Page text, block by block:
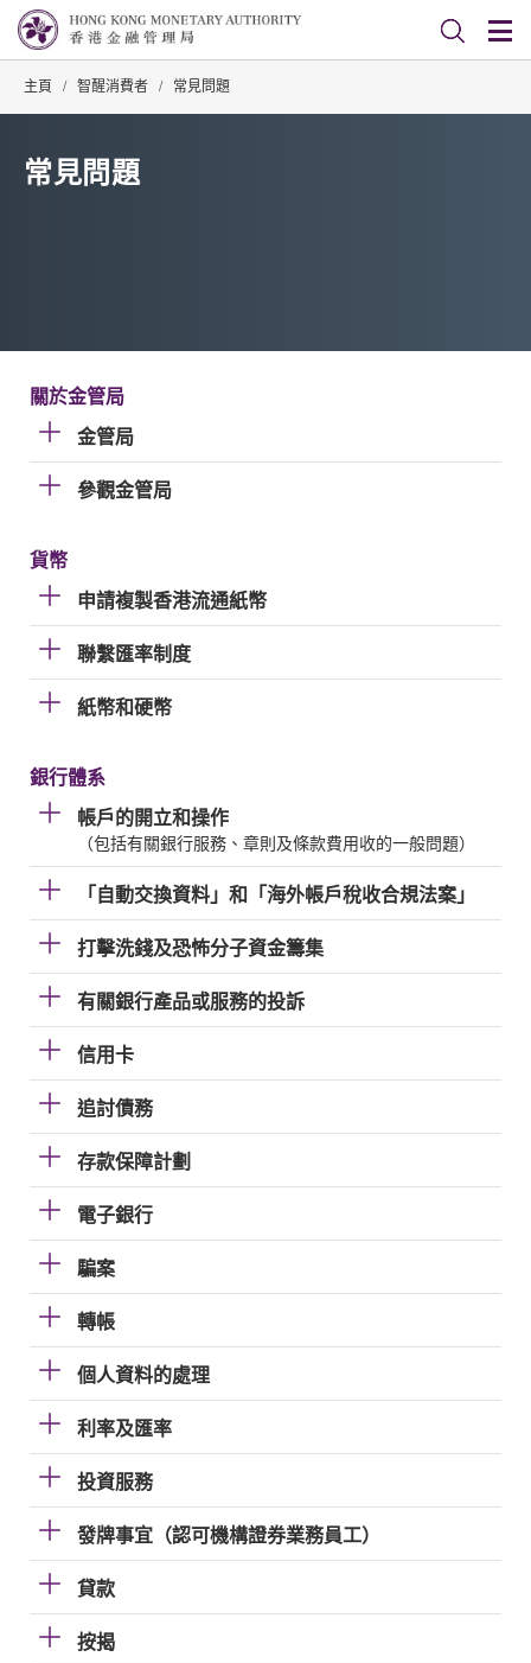
主頁 / 智醒消費者 / 常見問題
常見問題
關於金管局
金管局
參觀金管局
貨幣
申請複製香港流通紙幣
聯繫匯率制度
紙幣和硬幣
銀行體系
帳戶的開立和操作
（包括有關銀行服務、章則及條款費用收的一般問題）
「自動交換資料」和「海外帳戶稅收合規法案」
打擊洗錢及恐怖分子資金籌集
有關銀行產品或服務的投訴
信用卡
追討債務
存款保障計劃
電子銀行
騙案
轉帳
個人資料的處理
利率及匯率
投資服務
發牌事宜（認可機構證券業務員工）
貸款
按揭